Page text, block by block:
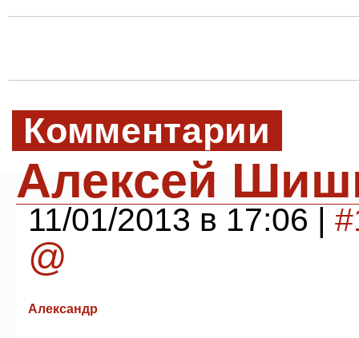
Комментарии
Алексей
11/01/2013 в 17:06 |
@
Александр